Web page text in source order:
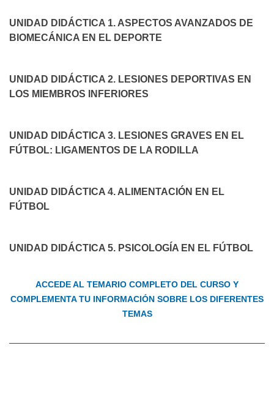
UNIDAD DIDÁCTICA 1. ASPECTOS AVANZADOS DE
BIOMECÁNICA EN EL DEPORTE
UNIDAD DIDÁCTICA 2. LESIONES DEPORTIVAS EN
LOS MIEMBROS INFERIORES
UNIDAD DIDÁCTICA 3. LESIONES GRAVES EN EL
FÚTBOL: LIGAMENTOS DE LA RODILLA
UNIDAD DIDÁCTICA 4. ALIMENTACIÓN EN EL
FÚTBOL
UNIDAD DIDÁCTICA 5. PSICOLOGÍA EN EL FÚTBOL
ACCEDE AL TEMARIO COMPLETO DEL CURSO Y
COMPLEMENTA TU INFORMACIÓN SOBRE LOS DIFERENTES
TEMAS